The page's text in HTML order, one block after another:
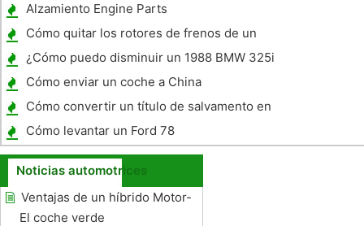
Alzamiento Engine Parts
Cómo quitar los rotores de frenos de un
Chevrolet Avalancha
¿Cómo puedo disminuir un 1988 BMW 325i
Convertible Top?
Cómo enviar un coche a China
Cómo convertir un título de salvamento en
Ohio
Cómo levantar un Ford 78
Noticias automotrices
Ventajas de un híbrido Motor-
El coche verde